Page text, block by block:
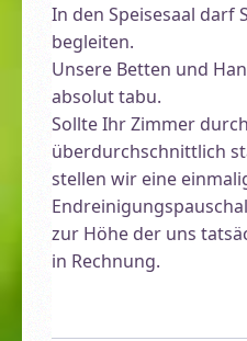
In den Speisesaal darf
begleiten.
Unsere Betten und
absolut tabu.
Sollte Ihr Zimmer
überdurchschnittlich
stellen wir eine
zur Höhe der uns
in Rechnung.